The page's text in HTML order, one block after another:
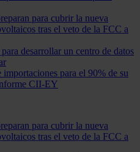
para cubrir la nueva
tras el veto de la FCC a
desarrollar un centro de datos
para el 90% de su
CII-EY
para cubrir la nueva
tras el veto de la FCC a